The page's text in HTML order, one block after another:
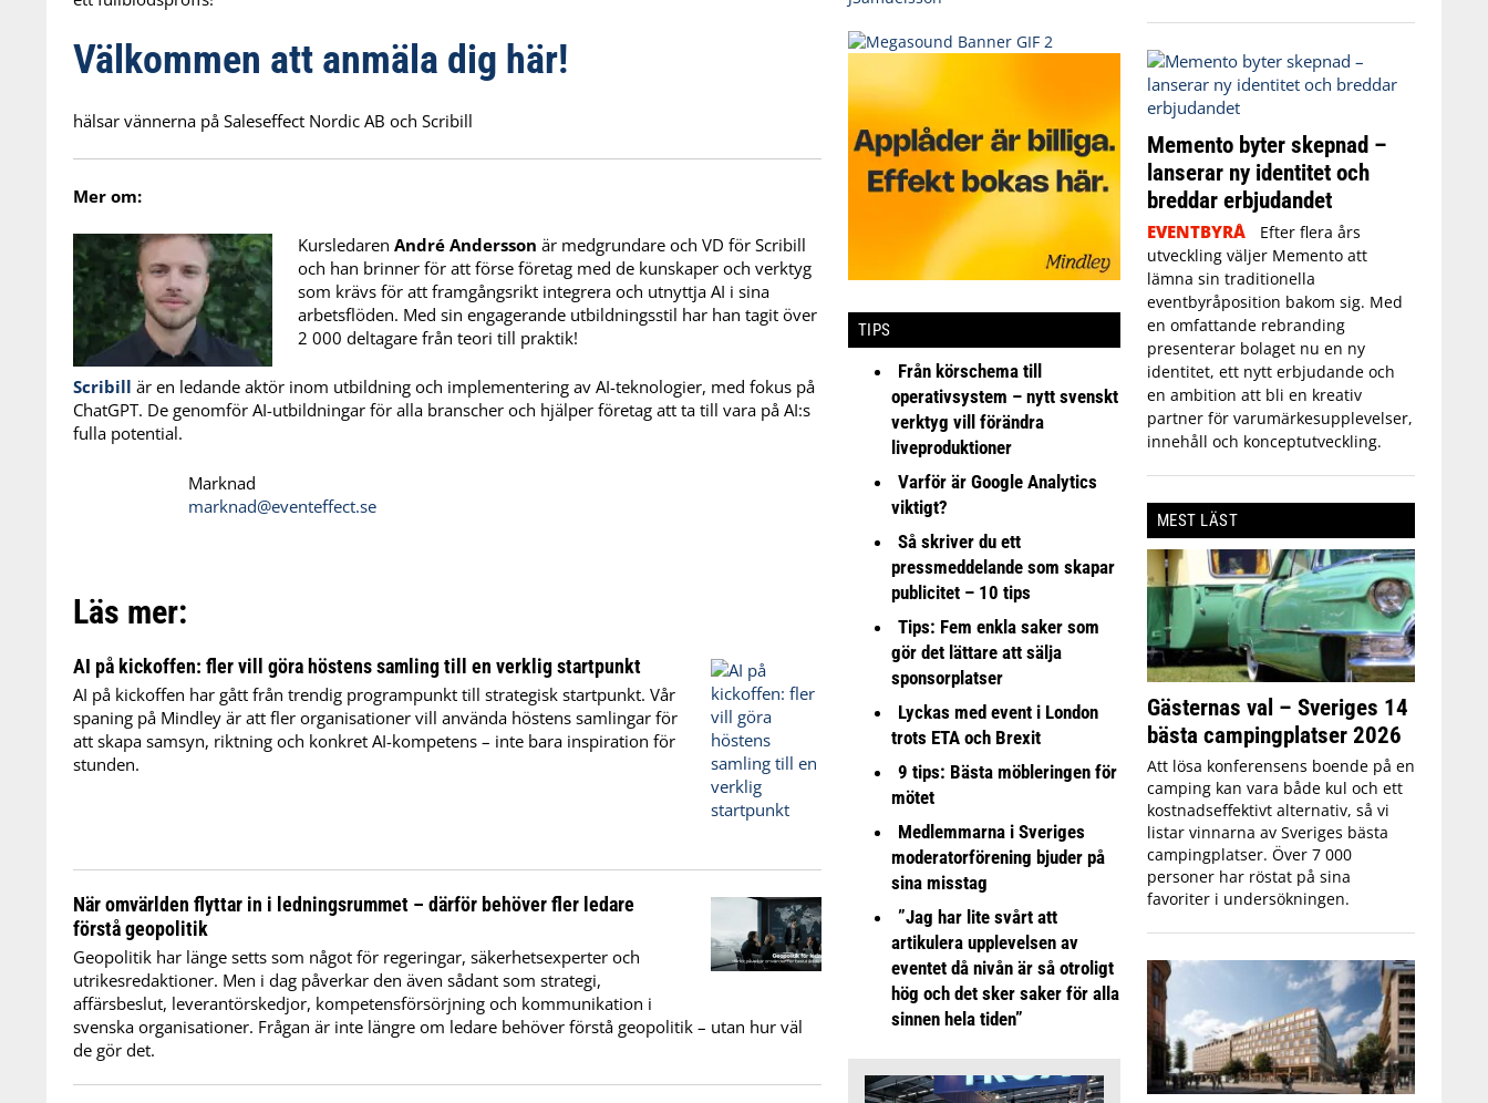
Välkommen att anmäla dig här!
hälsar vännerna på Saleseffect Nordic AB och Scribill
Mer om:
Kursledaren André Andersson är medgrundare och VD för Scribill
och han brinner för att förse företag med de kunskaper och verktyg
som krävs för att framgångsrikt integrera och utnyttja AI i sina
arbetsflöden. Med sin engagerande utbildningsstil har han tagit över
2 000 deltagare från teori till praktik!
Scribill är en ledande aktör inom utbildning och implementering av AI-teknologier, med fokus på
ChatGPT. De genomför AI-utbildningar för alla branscher och hjälper företag att ta till vara på AI:s
fulla potential.
Marknad
marknad@eventeffect.se
Läs mer:
AI på kickoffen: fler vill göra höstens samling till en verklig startpunkt
AI på kickoffen har gått från trendig programpunkt till strategisk startpunkt. Vår
spaning på Mindley är att fler organisationer vill använda höstens samlingar för
att skapa samsyn, riktning och konkret AI-kompetens – inte bara inspiration för
stunden.
När omvärlden flyttar in i ledningsrummet – därför behöver fler ledare
förstå geopolitik
Geopolitik har länge setts som något för regeringar, säkerhetsexperter och
utrikesredaktioner. Men i dag påverkar den även sådant som strategi,
affärsbeslut, leverantörskedjor, kompetensförsörjning och kommunikation i
svenska organisationer. Frågan är inte längre om ledare behöver förstå geopolitik – utan hur väl
de gör det.
TIPS
Från körschema till
operativsystem – nytt svenskt
verktyg vill förändra
liveproduktioner
Varför är Google Analytics
viktigt?
Så skriver du ett
pressmeddelande som skapar
publicitet – 10 tips
Tips: Fem enkla saker som
gör det lättare att sälja
sponsorplatser
Lyckas med event i London
trots ETA och Brexit
9 tips: Bästa möbleringen för
mötet
Medlemmarna i Sveriges
moderatorförening bjuder på
sina misstag
”Jag har lite svårt att
artikulera upplevelsen av
eventet då nivån är så otroligt
hög och det sker saker för alla
sinnen hela tiden”
Memento byter skepnad –
lanserar ny identitet och
breddar erbjudandet
EVENTBYRÅ
Efter flera års
utveckling väljer Memento att
lämna sin traditionella
eventbyråposition bakom sig. Med
en omfattande rebranding
presenterar bolaget nu en ny
identitet, ett nytt erbjudande och
en ambition att bli en kreativ
partner för varumärkesupplevelser,
innehåll och konceptutveckling.
MEST LÄST
Gästernas val – Sveriges 14
bästa campingplatser 2026
Att lösa konferensens boende på en
camping kan vara både kul och ett
kostnadseffektivt alternativ, så vi
listar vinnarna av Sveriges bästa
campingplatser. Över 7 000
personer har röstat på sina
favoriter i undersökningen.